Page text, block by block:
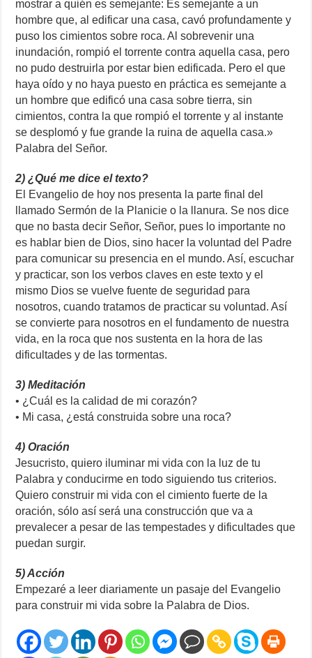
mostrar a quién es semejante: Es semejante a un
hombre que, al edificar una casa, cavó profundamente y
puso los cimientos sobre roca. Al sobrevenir una
inundación, rompió el torrente contra aquella casa, pero
no pudo destruirla por estar bien edificada. Pero el que
haya oído y no haya puesto en práctica es semejante a
un hombre que edificó una casa sobre tierra, sin
cimientos, contra la que rompió el torrente y al instante
se desplomó y fue grande la ruina de aquella casa.»
Palabra del Señor.
2) ¿Qué me dice el texto?
El Evangelio de hoy nos presenta la parte final del
llamado Sermón de la Planicie o la llanura. Se nos dice
que no basta decir Señor, Señor, pues lo importante no
es hablar bien de Dios, sino hacer la voluntad del Padre
para comunicar su presencia en el mundo. Así, escuchar
y practicar, son los verbos claves en este texto y el
mismo Dios se vuelve fuente de seguridad para
nosotros, cuando tratamos de practicar su voluntad. Así
se convierte para nosotros en el fundamento de nuestra
vida, en la roca que nos sustenta en la hora de las
dificultades y de las tormentas.
3) Meditación
• ¿Cuál es la calidad de mi corazón?
• Mi casa, ¿está construida sobre una roca?
4) Oración
Jesucristo, quiero iluminar mi vida con la luz de tu
Palabra y conducirme en todo siguiendo tus criterios.
Quiero construir mi vida con el cimiento fuerte de la
oración, sólo así será una construcción que va a
prevalecer a pesar de las tempestades y dificultades que
puedan surgir.
5) Acción
Empezaré a leer diariamente un pasaje del Evangelio
para construir mi vida sobre la Palabra de Dios.